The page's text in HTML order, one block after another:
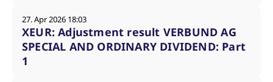
27. Apr 2026 18:03
XEUR: Adjustment result VERBUND AG
SPECIAL AND ORDINARY DIVIDEND: Part
1